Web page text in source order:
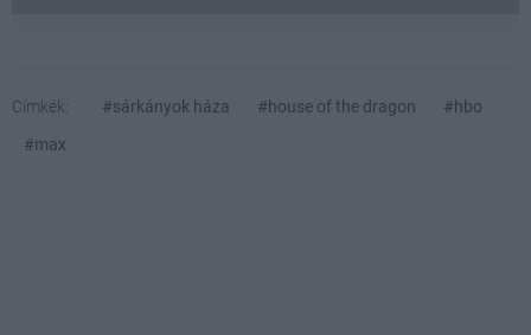
Címkék: #sárkányok háza #house of the dragon
#hbo
#max